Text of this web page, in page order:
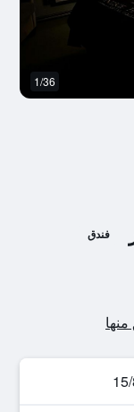
فندق
1/36